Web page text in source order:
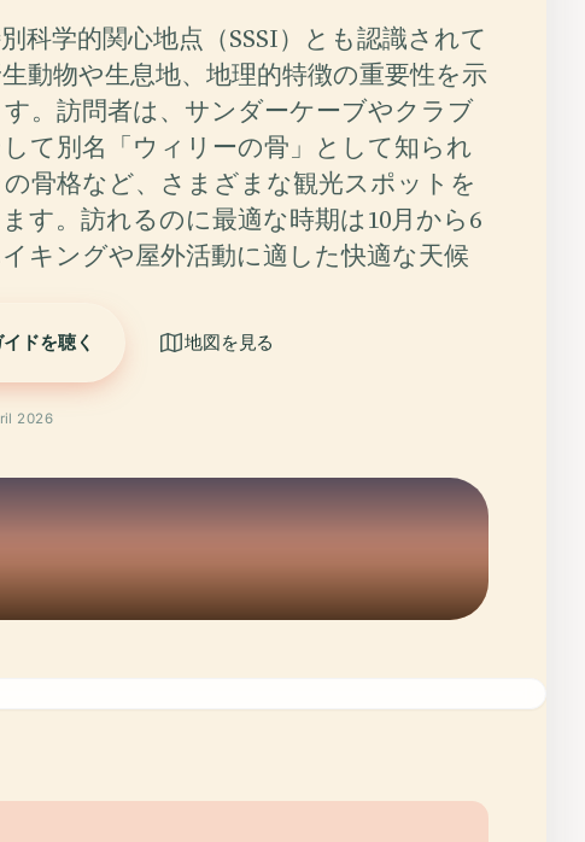
科学的関心地点（SSSI）とも認識されて
動物や生息地、地理的特徴の重要性を示
。訪問者は、サンダーケーブやクラブ
て別名「ウィリーの骨」として知られ
骨格など、さまざまな観光スポットを
す。訪れるのに最適な時期は10月から6
キングや屋外活動に適した快適な天候
ドを聴く 地図を見る
2026